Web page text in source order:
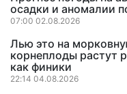
осадки и аномалии
07:00 02.08.2026
Лью это на
корнеплоды растут
как финики
22:14 04.08.2026